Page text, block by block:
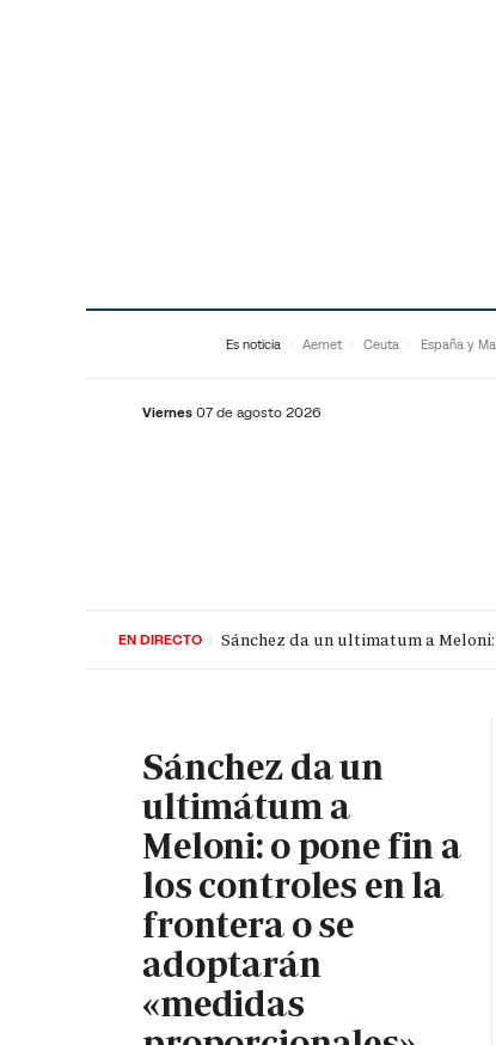
Es noticia Aemet Ceuta España y
Viernes 07 de agosto 2026
PORTADAOPINIÓNESPAÑAMADRID
EN DIRECTO Sánchez da un ultimatum a
Sánchez da un
ultimátum a
Meloni: o pone fin a
los controles en la
frontera o se
adoptarán
«medidas